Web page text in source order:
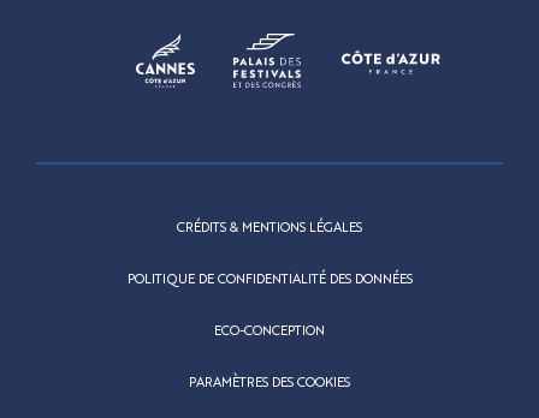
CRÉDITS & MENTIONS LÉGALES
POLITIQUE DE CONFIDENTIALITÉ DES DONNÉES
ECO-CONCEPTION
PARAMÈTRES DES COOKIES